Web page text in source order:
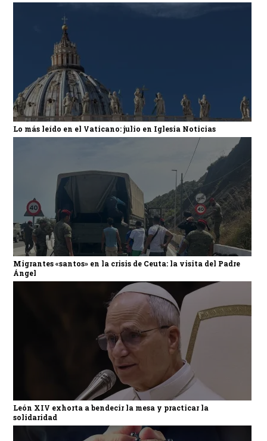
Lo más leído en el Vaticano: julio en Iglesia Noticias
Migrantes «santos» en la crisis de Ceuta: la visita del Padre
Ángel
León XIV exhorta a bendecir la mesa y practicar la
solidaridad